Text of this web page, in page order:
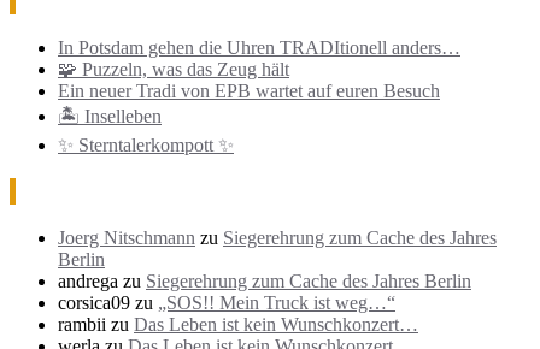
In Potsdam gehen die Uhren TRADItionell anders…
🧩 Puzzeln, was das Zeug hält
Ein neuer Tradi von EPB wartet auf euren Besuch
🏝️ Inselleben
✨ Sterntalerkompott ✨
Joerg Nitschmann zu Siegerehrung zum Cache des Jahres
Berlin
andrega zu Siegerehrung zum Cache des Jahres Berlin
corsica09 zu „SOS!! Mein Truck ist weg…“
rambii zu Das Leben ist kein Wunschkonzert…